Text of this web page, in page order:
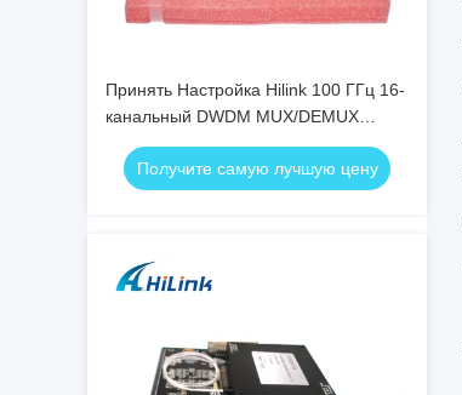
Принять Настройка Hilink 100 ГГц 16-
канальный DWDM MUX/DEMUX
Мультиплексирование с уплотнением
по длине волны
Получите самую лучшую цену